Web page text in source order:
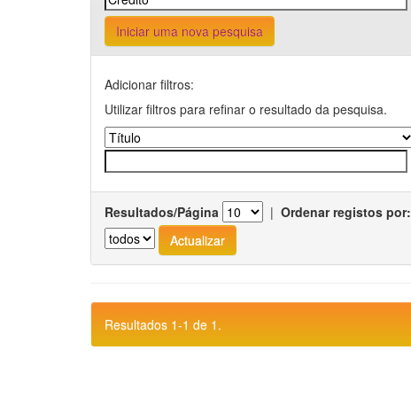
Iniciar uma nova pesquisa
Adicionar filtros:
Utilizar filtros para refinar o resultado da pesquisa.
Resultados/Página | Ordenar registos por:
Resultados 1-1 de 1.